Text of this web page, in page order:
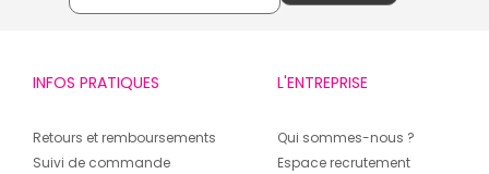
INFOS PRATIQUES
Retours et remboursements
Suivi de commande
L'ENTREPRISE
Qui sommes-nous ?
Espace recrutement